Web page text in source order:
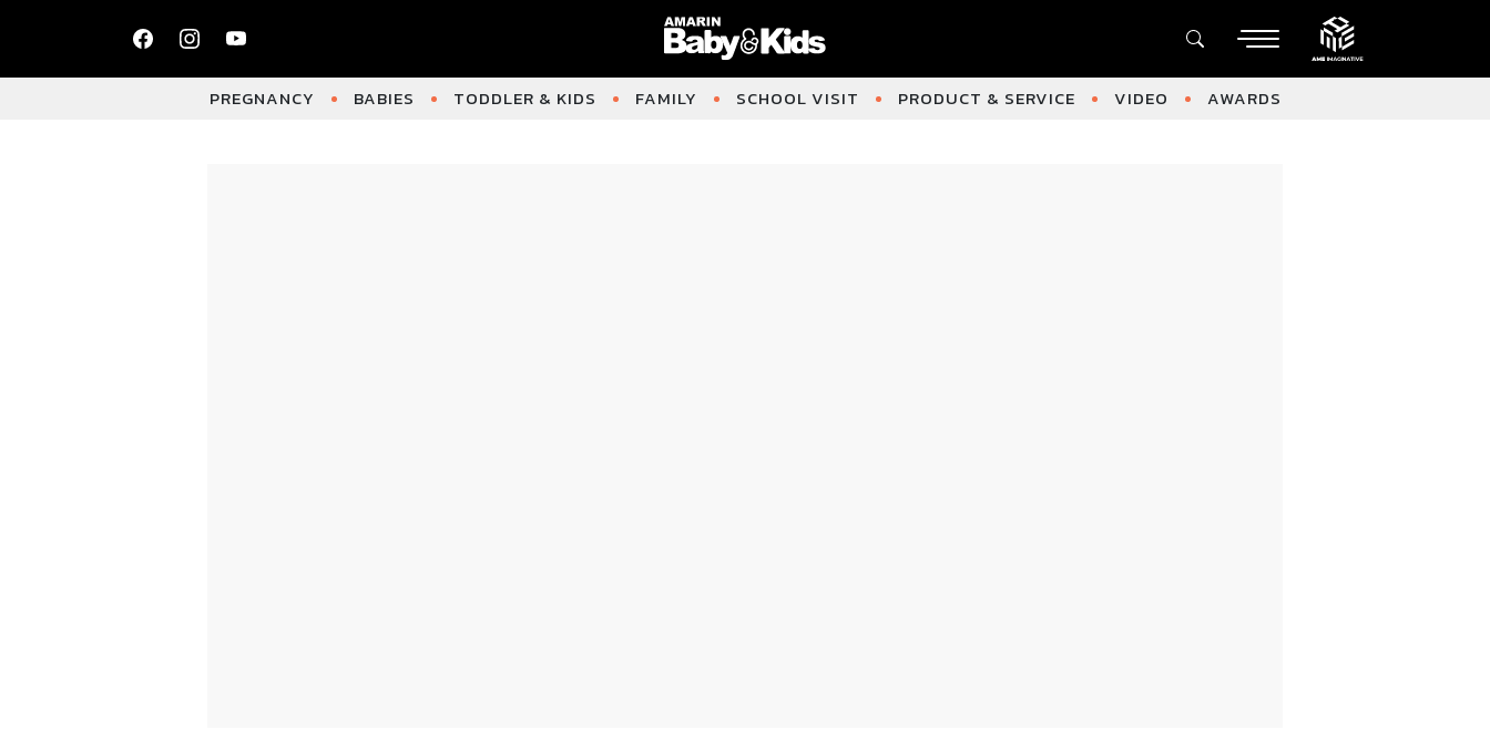
PREGNANCY BABIES TODDLER & KIDS FAMILY SCHOOL VISIT PRODUCT & SERVICE VIDEO AWARDS